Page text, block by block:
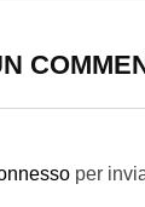
per